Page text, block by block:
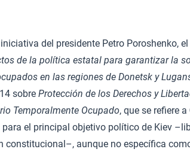
del presidente Petro Poroshenko, el
de la política estatal para garantizar la
en las regiones de Donetsk y
sobre Protección de los Derechos y
Temporalmente Ocupado, que se refiere a
el principal objetivo político de Kiev
constitucional–, aunque no específica